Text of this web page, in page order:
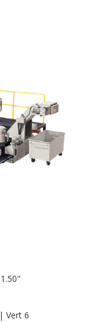
Vert 6